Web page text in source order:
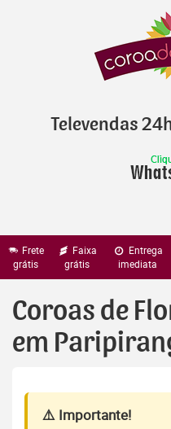
Televendas
Frete
grátis
Faixa
grátis
Entrega
imediata
Coroas de
em
⚠️ Importante!